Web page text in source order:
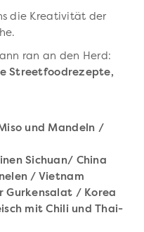
die Kreativität der
ran an den Herd:
Streetfoodrezepte,
und Mandeln /
Sichuan/ China
/ Vietnam
Gurkensalat / Korea
mit Chili und Thai-